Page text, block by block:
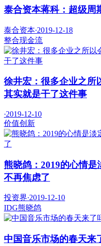
泰合资本蒋科：超级周
泰合资本·2019-12-18
整合现金流
徐井宏：很多企业之所
其实就是干了这件事
·2019-12-10
价值创新
熊晓鸽：2019的心情
不再焦虑了
投资界·2019-12-10
IDG熊晓鸽
中国音乐市场的春天来